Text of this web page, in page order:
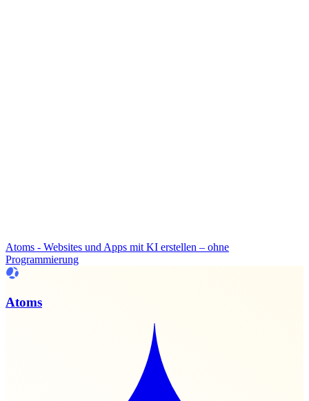
Atoms - Websites und Apps mit KI erstellen – ohne
Programmierung
Atoms